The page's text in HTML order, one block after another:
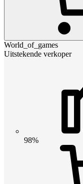
World_of_games
Uitstekende verkoper
98%